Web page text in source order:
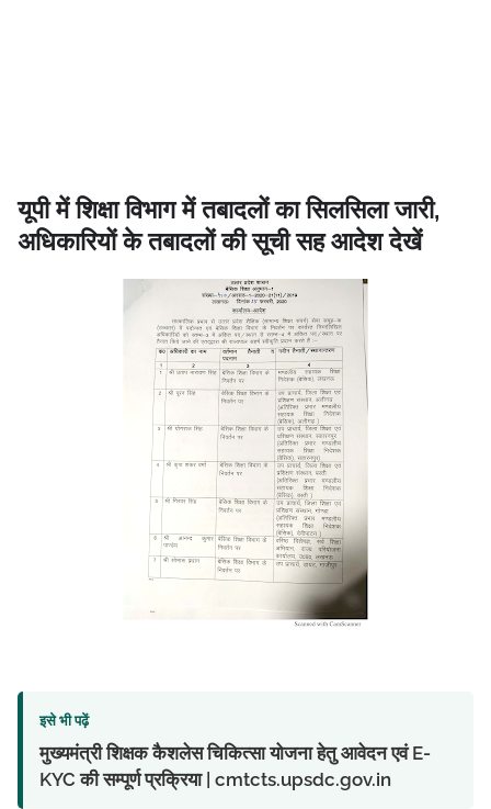
यूपी में शिक्षा विभाग में तबादलों का सिलसिला जारी,
अधिकारियों के तबादलों की सूची सह आदेश देखें
इसे भी पढ़ें
मुख्यमंत्री शिक्षक कैशलेस चिकित्सा योजना हेतु आवेदन एवं E-
KYC की सम्पूर्ण प्रक्रिया | cmtcts.upsdc.gov.in